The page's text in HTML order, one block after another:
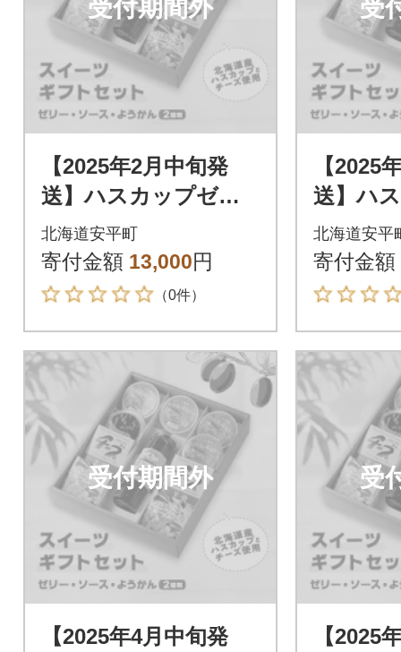
受付期間外
【2025年2月中旬発
送】ハスカップゼリ
ー&ソース・チーズよ
うかん詰め合わせセ
ット
北海道安平町
寄付金額 13,000円
（0件）
受
【2025
送】ハ
ー&ソー
うかん
ット
北海道安平
寄付金額
受付期間外
【2025年4月中旬発
受
【2025